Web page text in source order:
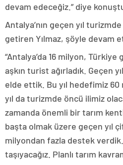
devam edeceğiz.” diye
Antalya’nın geçen yıl turizmde
getiren Yılmaz, şöyle devam
“Antalya’da 16 milyon,
aşkın turist ağırladık. Geçen
elde ettik. Bu yıl hedefimiz
yıl da turizmde öncü ilimiz
zamanda önemli bir tarım
başta olmak üzere geçen yıl
milyondan fazla destek verdik.
taşıyacağız. Planlı tarım